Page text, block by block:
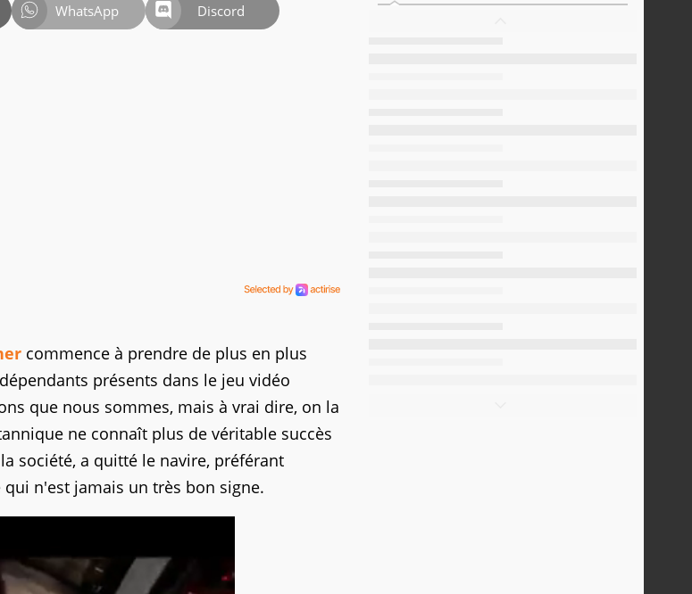
WhatsApp Discord
commence à prendre de plus en plus
présents dans le jeu vidéo
que nous sommes, mais à vrai dire, on la
ne connaît plus de véritable succès
société, a quitté le navire, préférant
n'est jamais un très bon signe.